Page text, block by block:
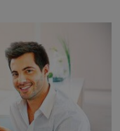
chlór – jsou